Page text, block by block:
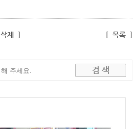
삭제 ] [ 목록]